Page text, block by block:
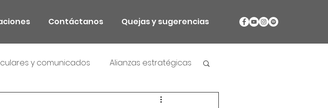
Contáctanos Quejas y sugerencias
y comunicados Alianzas estratégicas